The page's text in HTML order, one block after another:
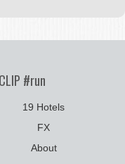
#run
19 Hotels
FX
About